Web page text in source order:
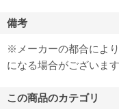
方眼サイズ
5色
注文単位 1セ
方眼サイズ
備考
※メーカーの都合によ
になる場合がございます
この商品のカテゴリ